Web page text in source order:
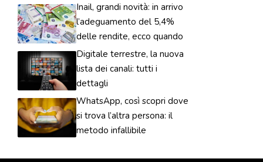
Inail, grandi novità: in arrivo
l’adeguamento del 5,4%
delle rendite, ecco quando
Digitale terrestre, la nuova
lista dei canali: tutti i
dettagli
WhatsApp, così scopri dove
si trova l’altra persona: il
metodo infallibile